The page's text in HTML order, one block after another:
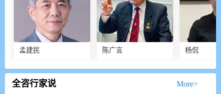
孟建民 陈广言 杨侃
               More>
全咨行家说